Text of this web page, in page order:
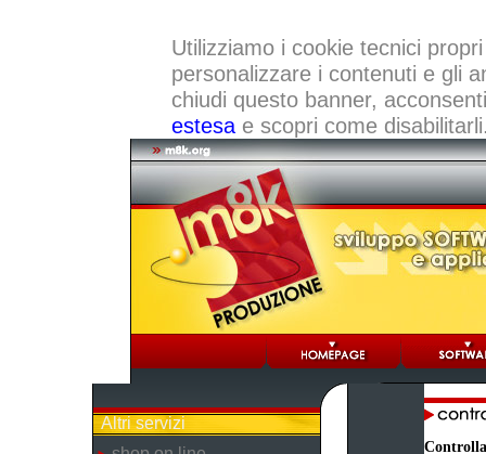
Utilizziamo i cookie tecnici
personalizzare i contenuti e gli
chiudi questo banner,
estesae scopri come
Altri servizi